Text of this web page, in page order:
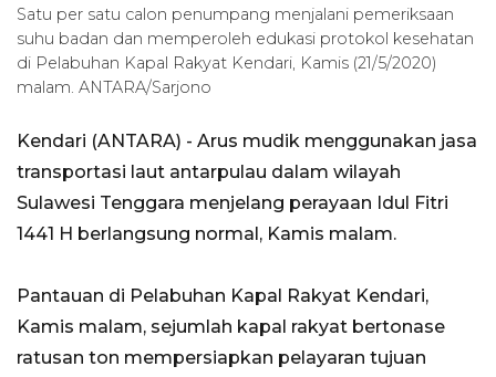
Satu per satu calon penumpang menjalani pemeriksaan
suhu badan dan memperoleh edukasi protokol kesehatan
di Pelabuhan Kapal Rakyat Kendari, Kamis (21/5/2020)
malam. ANTARA/Sarjono
Kendari (ANTARA) - Arus mudik menggunakan jasa
transportasi laut antarpulau dalam wilayah
Sulawesi Tenggara menjelang perayaan Idul Fitri
1441 H berlangsung normal, Kamis malam.
Pantauan di Pelabuhan Kapal Rakyat Kendari,
Kamis malam, sejumlah kapal rakyat bertonase
ratusan ton mempersiapkan pelayaran tujuan